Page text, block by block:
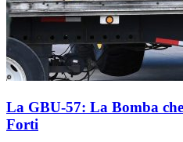
La GBU-57: La Bomba
Forti